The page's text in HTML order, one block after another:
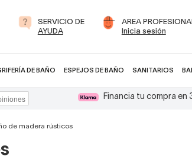
SERVICIO DE
AYUDA
AREA
Inicia sesión
DE BAÑO ESPEJOS DE BAÑO SANITARIOS
Financia tu compra en
de madera rústicos